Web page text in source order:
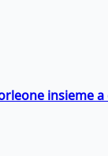
insieme